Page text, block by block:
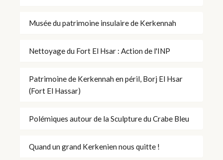
Musée du patrimoine insulaire de Kerkennah
Nettoyage du Fort El Hsar : Action de l'INP
Patrimoine de Kerkennah en péril, Borj El Hsar
(Fort El Hassar)
Polémiques autour de la Sculpture du Crabe Bleu
Quand un grand Kerkenien nous quitte !